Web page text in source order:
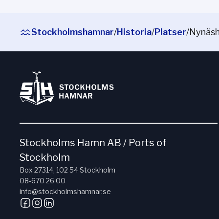
Stockholmshamnar/Historia/Platser/
Stockholms Hamn AB / Ports of
Stockholm
Box 27314, 102 54 Stockholm
08-670 26 00
info@stockholmshamnar.se